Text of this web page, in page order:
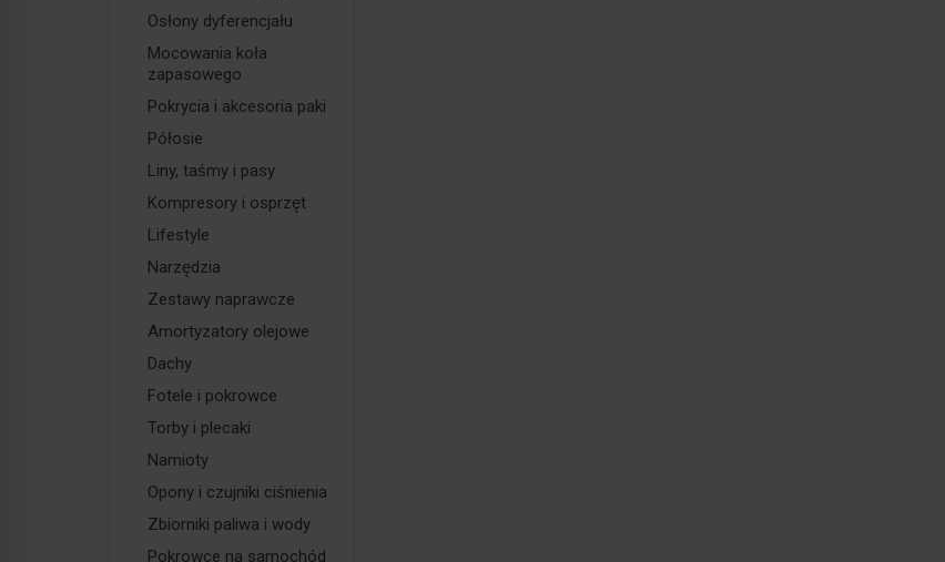
Osłony dyferencjału
Mocowania koła
zapasowego
Pokrycia i akcesoria paki
Półosie
Liny, taśmy i pasy
Kompresory i osprzęt
Lifestyle
Narzędzia
Zestawy naprawcze
Amortyzatory olejowe
Dachy
Fotele i pokrowce
Torby i plecaki
Namioty
Opony i czujniki ciśnienia
Zbiorniki paliwa i wody
Pokrowce na samochód